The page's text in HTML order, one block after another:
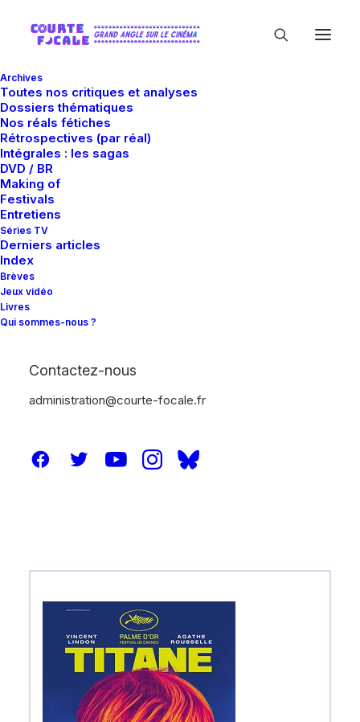
Archives
Toutes nos critiques et analyses
Dossiers thématiques
Nos réals fétiches
Rétrospectives (par réal)
Intégrales : les sagas
DVD / BR
Making of
Festivals
Entretiens
Séries TV
Derniers articles
Index
Brèves
Jeux vidéo
Livres
Qui sommes-nous ?
Contactez-nous
administration@courte-focale.fr